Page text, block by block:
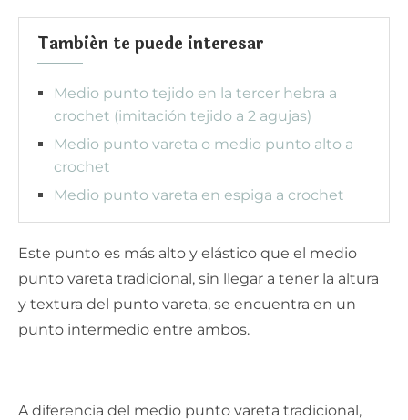
También te puede interesar
Medio punto tejido en la tercer hebra a
crochet (imitación tejido a 2 agujas)
Medio punto vareta o medio punto alto a
crochet
Medio punto vareta en espiga a crochet
Este punto es más alto y elástico que el medio
punto vareta tradicional, sin llegar a tener la altura
y textura del punto vareta, se encuentra en un
punto intermedio entre ambos.
A diferencia del medio punto vareta tradicional,